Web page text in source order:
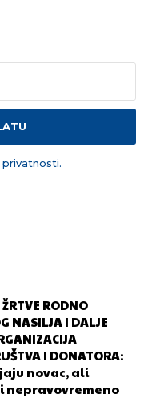
privatnosti.
RODNO
NASILJA I DALJE
I DONATORA:
novac, ali
nepravovremeno